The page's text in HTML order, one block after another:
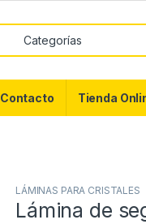
Contacto Tienda
LÁMINAS PARA CRISTALES
Lámina de